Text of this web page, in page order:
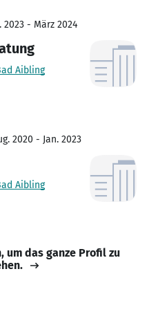
2023 - März 2024
Aibling
2020 - Jan. 2023
Aibling
um das ganze Profil zu